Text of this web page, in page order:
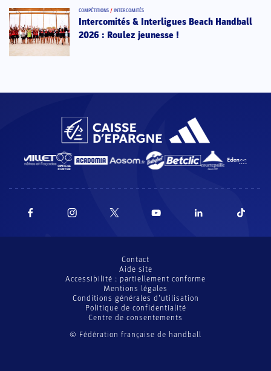
COMPÉTITIONS / INTERCOMITÉS
Intercomités & Interligues Beach Handball
2026 : Roulez jeunesse !
© Fédération française de handball
Contact
Aide site
Accessibilité : partiellement conforme
Mentions légales
Conditions générales d’utilisation
Politique de confidentialité
Centre de consentements